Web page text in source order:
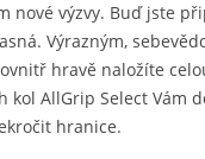
nové výzvy. Buď jste
Výrazným,
hravě naložíte
kol AllGrip Select Vám
hranice.